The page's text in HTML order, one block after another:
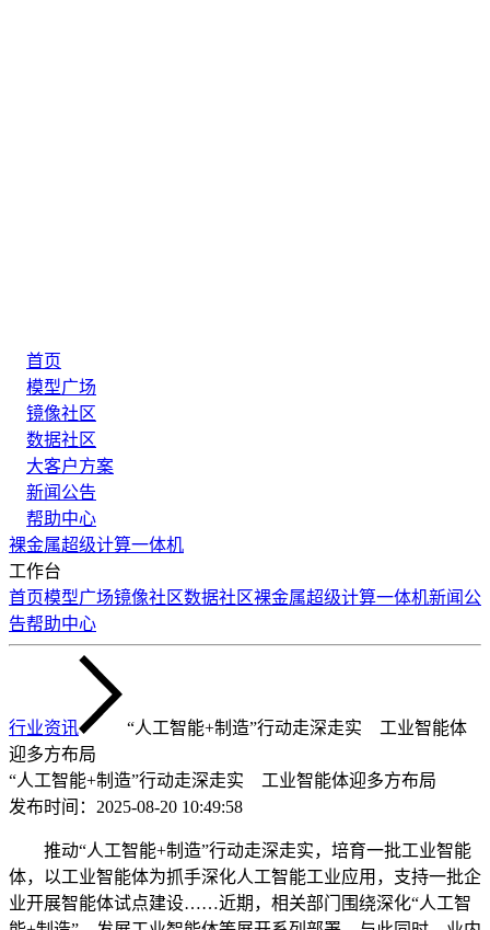
首页
模型广场
镜像社区
数据社区
大客户方案
新闻公告
帮助中心
裸金属超级计算一体机
工作台
首页模型广场镜像社区数据社区裸金属超级计算一体机新闻公
告帮助中心
行业资讯
“人工智能+制造”行动走深走实 工业智能体
迎多方布局
“人工智能+制造”行动走深走实 工业智能体迎多方布局
发布时间： 2025-08-20 10:49:58
推动“人工智能+制造”行动走深走实，培育一批工业智能
体，以工业智能体为抓手深化人工智能工业应用，支持一批企
业开展智能体试点建设……近期，相关部门围绕深化“人工智